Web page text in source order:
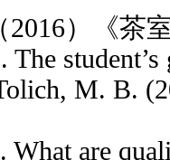
2016）《茶
The
M. B.
are